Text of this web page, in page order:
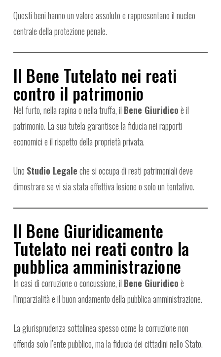
Questi beni hanno un valore assoluto e rappresentano il nucleo
centrale della protezione penale.
Il Bene Tutelato nei reati
contro il patrimonio
Nel furto, nella rapina o nella truffa, il Bene Giuridicoè il
patrimonio. La sua tutela garantisce la fiducia nei rapporti
economici e il rispetto della proprietà privata.
Uno Studio Legaleche si occupa di reati patrimoniali deve
dimostrare se vi sia stata effettiva lesione o solo un tentativo.
Il Bene Giuridicamente
Tutelato nei reati contro la
pubblica amministrazione
In casi di corruzione o concussione, il Bene Giuridicoè
l’imparzialità e il buon andamento della pubblica amministrazione.
La giurisprudenza sottolinea spesso come la corruzione non
offenda solo l’ente pubblico, ma la fiducia dei cittadini nello Stato.